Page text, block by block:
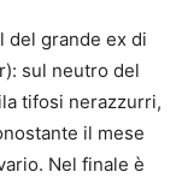
del grande ex di
sul neutro del
tifosi nerazzurri,
il mese
Nel finale è